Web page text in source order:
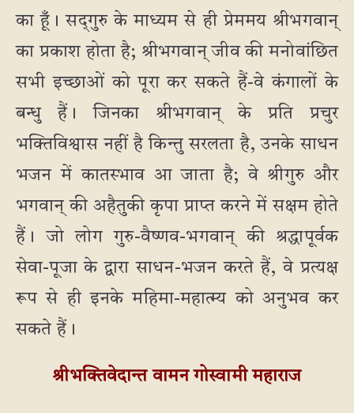
का हूँ। सद्‌गुरु के माध्यम से ही प्रेममय श्रीभगवान्
का प्रकाश होता है; श्रीभगवान् जीव की मनोवांछित
सभी इच्छाओं को पूरा कर सकते हैं-वे कंगालों के
बन्धु हैं। जिनका श्रीभगवान् के प्रति प्रचुर
भक्तिविश्वास नहीं है किन्तु सरलता है, उनके साधन
भजन में कातस्भाव आ जाता है; वे श्रीगुरु और
भगवान् की अहैतुकी कृपा प्राप्त करने में सक्षम होते
हैं। जो लोग गुरु-वैष्णव-भगवान् की श्रद्धापूर्वक
सेवा-पूजा के द्वारा साधन-भजन करते हैं, वे प्रत्यक्ष
रूप से ही इनके महिमा-महात्म्य को अनुभव कर
सकते हैं।
श्रीभक्तिवेदान्त वामन गोस्वामी महाराज